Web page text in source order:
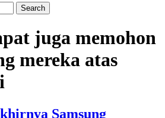
juga memohon
mereka atas
Samsung